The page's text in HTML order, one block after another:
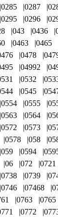
0285 0287
0295 0296
043 0436
0463 0465
0478
04992
0532
0545
0554 0555
0563 0564
0572 0573
0578 058
059 0594
06 072 0721
0738 0739
0746 07468
0763 0765
0772